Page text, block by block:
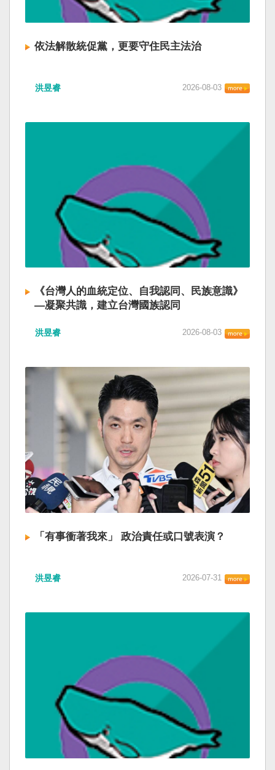
依法解散統促黨，更要守住民主法治
洪昱睿 2026-08-03
《台灣人的血統定位、自我認同、民族意識》
—凝聚共識，建立台灣國族認同
洪昱睿 2026-08-03
「有事衝著我來」 政治責任或口號表演？
洪昱睿 2026-07-31